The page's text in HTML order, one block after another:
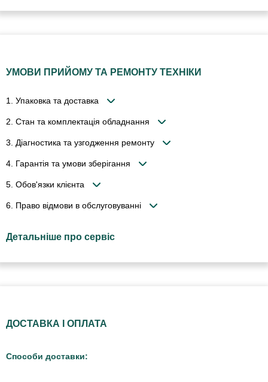
УМОВИ ПРИЙОМУ ТА РЕМОНТУ ТЕХНІКИ
1. Упаковка та доставка
2. Стан та комплектація обладнання
3. Діагностика та узгодження ремонту
4. Гарантія та умови зберігання
5. Обов'язки клієнта
6. Право відмови в обслуговуванні
Детальніше про сервіс
ДОСТАВКА І ОПЛАТА
Способи доставки: